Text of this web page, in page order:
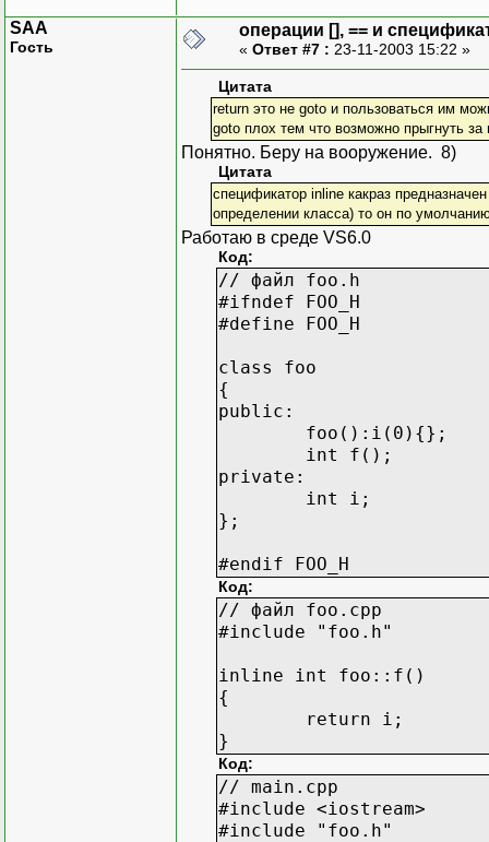
SAA
Гость
операции [], == и
« Ответ #7 : 23-11-2003 15:22 »
Цитата
return это не goto и пользоваться им
goto плох тем что возможно прыгнуть
Понятно. Беру на вооружение. 8)
Цитата
спецификатор inline какраз
определении класса) то он по
Работаю в среде VS6.0
Код:
// файл foo.h
#ifndef FOO_H
#define FOO_H
class foo
{
public:
foo():i(0){};
int f();
private:
int i;
};
#endif FOO_H
Код:
// файл foo.cpp
#include "foo.h"
inline int foo::f()
{
return i;
}
Код:
// main.cpp
#include <iostream>
#include "foo.h"